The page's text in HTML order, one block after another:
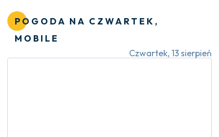
POGODA NA CZWARTEK,
MOBILE
Czwartek, 13 sierpień